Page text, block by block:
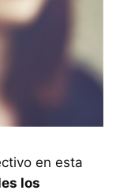
en esta
los